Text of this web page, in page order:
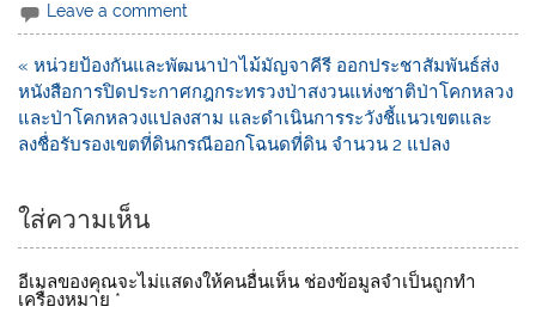
Leave a comment
« หน่วยป้องกันและพัฒนาป่าไม้มัญจาคีรี ออกประชาสัมพันธ์ส่ง
หนังสือการปิดประกาศกฎกระทรวงป่าสงวนแห่งชาติป่าโคกหลวง
และป่าโคกหลวงแปลงสาม และดำเนินการระวังชี้แนวเขตและ
ลงชื่อรับรองเขตที่ดินกรณีออกโฉนดที่ดิน จำนวน 2 แปลง
ใส่ความเห็น
อีเมลของคุณจะไม่แสดงให้คนอื่นเห็น ช่องข้อมูลจำเป็นถูกทำ
เครื่องหมาย *